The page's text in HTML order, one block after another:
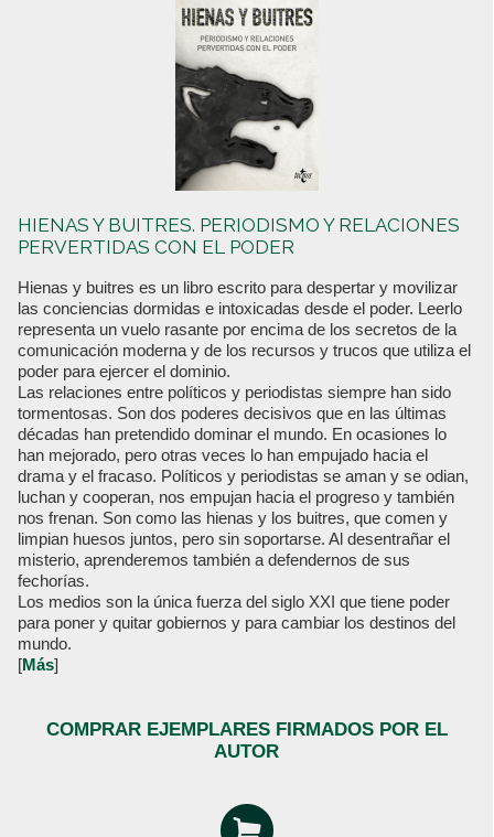
HIENAS Y BUITRES. PERIODISMO Y RELACIONES
PERVERTIDAS CON EL PODER
Hienas y buitres es un libro escrito para despertar y movilizar
las conciencias dormidas e intoxicadas desde el poder. Leerlo
representa un vuelo rasante por encima de los secretos de la
comunicación moderna y de los recursos y trucos que utiliza el
poder para ejercer el dominio.
Las relaciones entre políticos y periodistas siempre han sido
tormentosas. Son dos poderes decisivos que en las últimas
décadas han pretendido dominar el mundo. En ocasiones lo
han mejorado, pero otras veces lo han empujado hacia el
drama y el fracaso. Políticos y periodistas se aman y se odian,
luchan y cooperan, nos empujan hacia el progreso y también
nos frenan. Son como las hienas y los buitres, que comen y
limpian huesos juntos, pero sin soportarse. Al desentrañar el
misterio, aprenderemos también a defendernos de sus
fechorías.
Los medios son la única fuerza del siglo XXI que tiene poder
para poner y quitar gobiernos y para cambiar los destinos del
mundo.
[Más]
COMPRAR EJEMPLARES FIRMADOS POR EL
AUTOR